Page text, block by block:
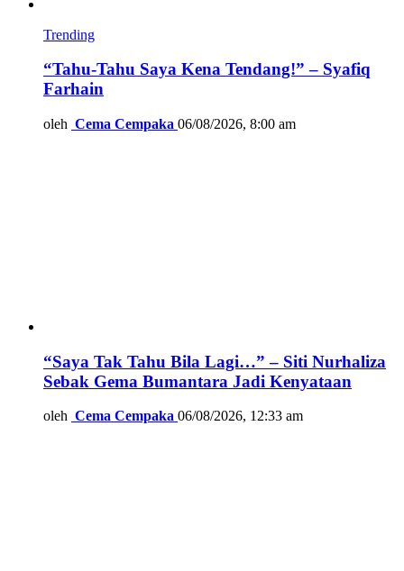
Trending
“Tahu-Tahu Saya Kena Tendang!” – Syafiq
Farhain
oleh Cema Cempaka 06/08/2026, 8:00 am
“Saya Tak Tahu Bila Lagi…” – Siti Nurhaliza
Sebak Gema Bumantara Jadi Kenyataan
oleh Cema Cempaka 06/08/2026, 12:33 am